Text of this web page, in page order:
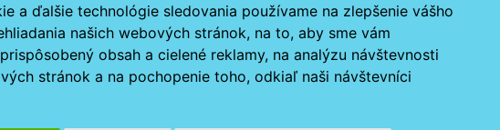
a ďalšie technológie sledovania používame na zlepšenie vášho
našich webových stránok, na to, aby sme vám
obsah a cielené reklamy, na analýzu návštevnosti
stránok a na pochopenie toho, odkiaľ naši návštevníci